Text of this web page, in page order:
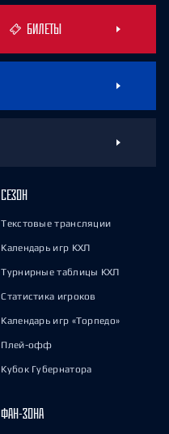
БИЛЕТЫ
СЕЗОН
Текстовые трансляции
Календарь игр КХЛ
Турнирные таблицы КХЛ
Статистика игроков
Календарь игр «Торпедо»
Плей-офф
Кубок Губернатора
ФАН-ЗОНА